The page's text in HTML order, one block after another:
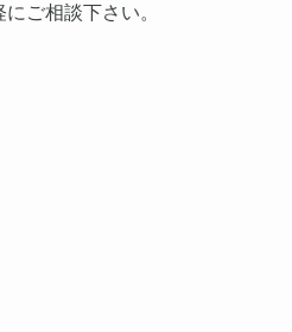
ご相談下さい。